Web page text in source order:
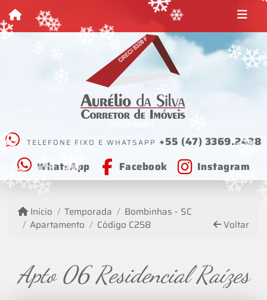
❄❄
❄
❄
❄
❄❄ ❄
❄
❄
❄
❄
❄
❄ ❄
❄ ❄
❄
❄
❄
TELEFONE FIXO E WHATSAPP +55 (47) 3369.2438
WhatsApp
Facebook Instagram
Início Temporada
Bombinhas - SC
Apartamento
Código C258 Voltar
Apto 06 Residencial Raízes